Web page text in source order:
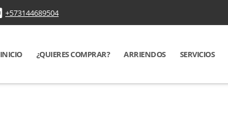
+573144689504
INICIO ¿QUIERES COMPRAR? ARRIENDOS SERVICIOS